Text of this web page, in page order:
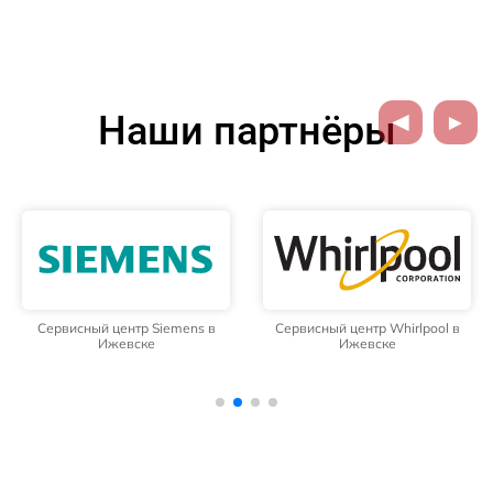
Наши партнёры
Сервисный центр Siemens в
Ижевске
Сервисный центр Whirlpool в
Ижевске